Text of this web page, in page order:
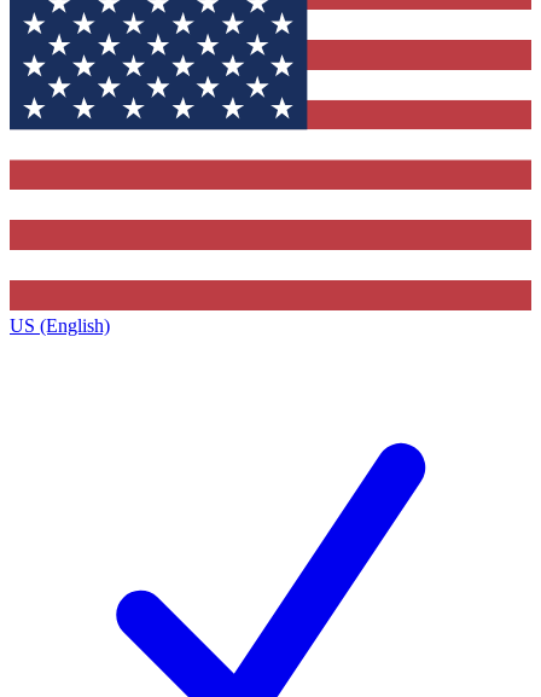
US (English)